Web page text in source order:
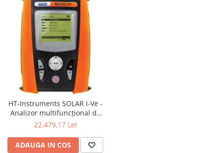
HT-Instruments SOLAR I-Ve -
Analizor multifuncțional de
curbe I-V până la 1500V
22.479,17 Lei
ADAUGA IN COS